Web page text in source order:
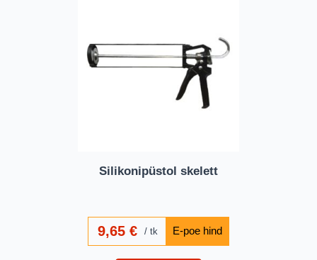
Silikonipüstol skelett
9,65€ tk